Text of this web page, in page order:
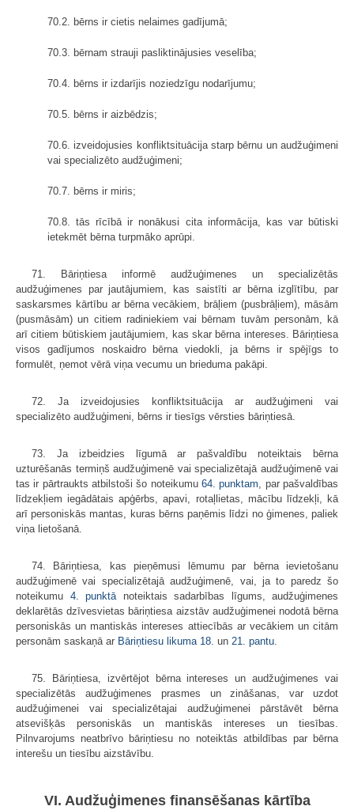
70.2. bērns ir cietis nelaimes gadījumā;
70.3. bērnam strauji pasliktinājusies veselība;
70.4. bērns ir izdarījis noziedzīgu nodarījumu;
70.5. bērns ir aizbēdzis;
70.6. izveidojusies konfliktsituācija starp bērnu un audžuģimeni
vai specializēto audžuģimeni;
70.7. bērns ir miris;
70.8. tās rīcībā ir nonākusi cita informācija, kas var būtiski
ietekmēt bērna turpmāko aprūpi.
71. Bāriņtiesa informē audžuģimenes un specializētās
audžuģimenes par jautājumiem, kas saistīti ar bērna izglītību, par
saskarsmes kārtību ar bērna vecākiem, brāļiem (pusbrāļiem), māsām
(pusmāsām) un citiem radiniekiem vai bērnam tuvām personām, kā
arī citiem būtiskiem jautājumiem, kas skar bērna intereses. Bāriņtiesa
visos gadījumos noskaidro bērna viedokli, ja bērns ir spējīgs to
formulēt, ņemot vērā viņa vecumu un brieduma pakāpi.
72. Ja izveidojusies konfliktsituācija ar audžuģimeni vai
specializēto audžuģimeni, bērns ir tiesīgs vērsties bāriņtiesā.
73. Ja izbeidzies līgumā ar pašvaldību noteiktais bērna
uzturēšanās termiņš audžuģimenē vai specializētajā audžuģimenē vai
tas ir pārtraukts atbilstoši šo noteikumu 64. punktam , par pašvaldības
līdzekļiem iegādātais apģērbs, apavi, rotaļlietas, mācību līdzekļi, kā
arī personiskās mantas, kuras bērns paņēmis līdzi no ģimenes, paliek
viņa lietošanā.
74. Bāriņtiesa, kas pieņēmusi lēmumu par bērna ievietošanu
audžuģimenē vai specializētajā audžuģimenē, vai, ja to paredz šo
noteikumu 4. punktā noteiktais sadarbības līgums, audžuģimenes
deklarētās dzīvesvietas bāriņtiesa aizstāv audžuģimenei nodotā bērna
personiskās un mantiskās intereses attiecībās ar vecākiem un citām
personām saskaņā ar Bāriņtiesu likuma 18. un 21. pantu
75. Bāriņtiesa, izvērtējot bērna intereses un audžuģimenes vai
specializētās audžuģimenes prasmes un zināšanas, var uzdot
audžuģimenei vai specializētajai audžuģimenei pārstāvēt bērna
atsevišķās personiskās un mantiskās intereses un tiesības.
Pilnvarojums neatbrīvo bāriņtiesu no noteiktās atbildības par bērna
interešu un tiesību aizstāvību.
VI. Audžuģimenes finansēšanas kārtība